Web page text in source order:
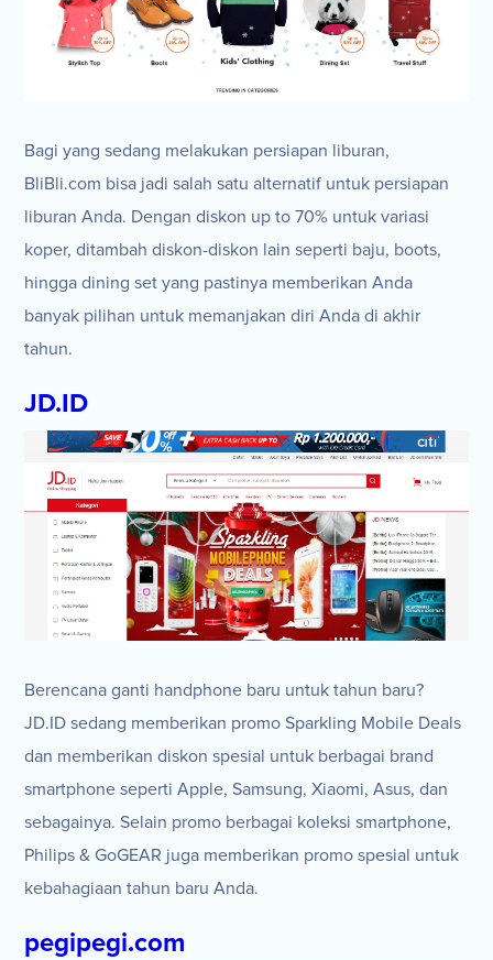
Bagi yang sedang melakukan persiapan liburan,
BliBli.com bisa jadi salah satu alternatif untuk persiapan
liburan Anda. Dengan diskon up to 70% untuk variasi
koper, ditambah diskon-diskon lain seperti baju, boots,
hingga dining set yang pastinya memberikan Anda
banyak pilihan untuk memanjakan diri Anda di akhir
tahun.
JD.ID
Berencana ganti handphone baru untuk tahun baru?
JD.ID sedang memberikan promo Sparkling Mobile Deals
dan memberikan diskon spesial untuk berbagai brand
smartphone seperti Apple, Samsung, Xiaomi, Asus, dan
sebagainya. Selain promo berbagai koleksi smartphone,
Philips & GoGEAR juga memberikan promo spesial untuk
kebahagiaan tahun baru Anda.
pegipegi.com